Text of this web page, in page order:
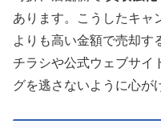
あります。こうしたキャ
よりも高い金額で売却す
チラシや公式ウェブサイ
グを逃さないように心が